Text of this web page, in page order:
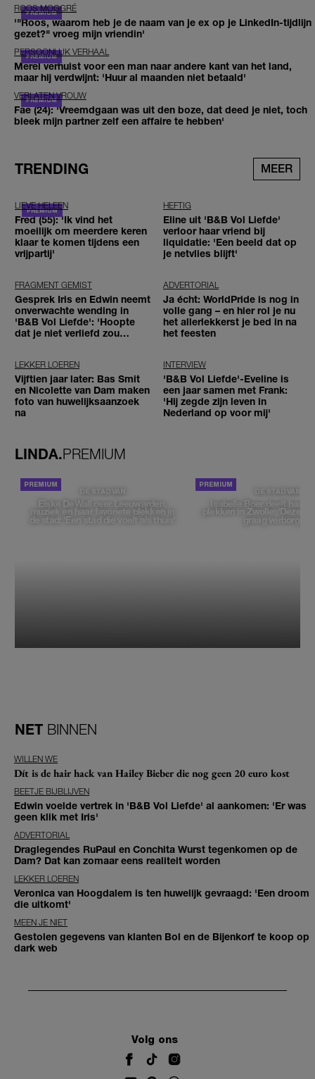
ROOS MOGGRÉ
'"Roos, waarom heb je de naam van je ex op je LinkedIn-tijdlijn
gezet?" vroeg mijn vriendin'
PERSOONLIJK VERHAAL
Merel verhuist voor een man naar andere kant van het land,
maar hij verdwijnt: 'Huur al maanden niet betaald'
VERLATEN VROUW
Fae (24): 'Vreemdgaan was uit den boze, dat deed je niet, toch
bleek mijn partner zelf een affaire te hebben'
TRENDING MEER
LIEVE HELEEN
Fred (55): 'Ik vind het
moeilijk om meerdere keren
klaar te komen tijdens een
vrijpartij'
HEFTIG
Eline uit 'B&B Vol Liefde'
verloor haar vriend bij
liquidatie: 'Een beeld dat op
je netvlies blijft'
FRAGMENT GEMIST
Gesprek Iris en Edwin neemt
onverwachte wending in
'B&B Vol Liefde': 'Hoopte
dat je niet verliefd zou
ADVERTORIAL
Ja écht: WorldPride is nog in
volle gang – en hier rol je nu
het allerlekkerst je bed in na
het feesten
LEKKER LOEREN
Vijftien jaar later: Bas Smit
en Nicolette van Dam maken
foto van huwelijksaanzoek
na
INTERVIEW
'B&B Vol Liefde'-Eveline is
een jaar samen met Frank:
'Hij zegde zijn leven in
Nederland op voor mij'
LINDA.PREMIUM
DE STAD VAN
Elske DeWall over Leeuwarden,
muziek en haar favoriete plekken in
de stad: 'Een stad die voelt als thuis'
DE STAD VAN
Isabelle Boer deelt haar
plekken in Zwolle: 'Deze
graag verborgen'
NET BINNEN
WILLEN WE
Dít is de hair hack van Hailey Bieber die nog geen 20 euro kost
BEETJE BIJBLIJVEN
Edwin voelde vertrek in 'B&B Vol Liefde' al aankomen: 'Er was
geen klik met Iris'
ADVERTORIAL
Draglegendes RuPaul en Conchita Wurst tegenkomen op de
Dam? Dat kan zomaar eens realiteit worden
LEKKER LOEREN
Veronica van Hoogdalem is ten huwelijk gevraagd: 'Een droom
die uitkomt'
MEEN JE NIET
Gestolen gegevens van klanten Bol en de Bijenkorf te koop op
dark web
Volg ons